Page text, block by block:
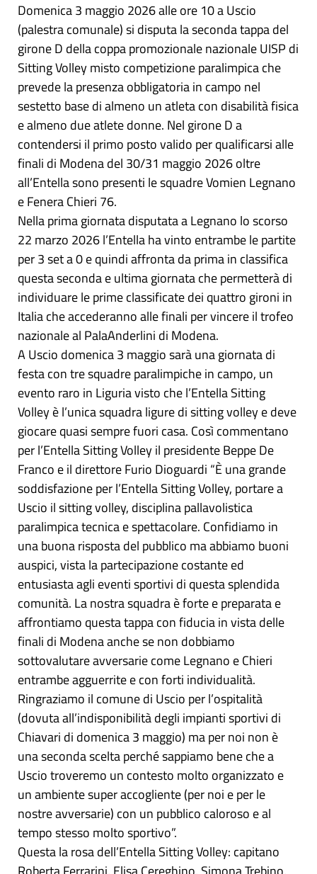
Domenica 3 maggio 2026 alle ore 10 a Uscio
(palestra comunale) si disputa la seconda tappa del
girone D della coppa promozionale nazionale UISP di
Sitting Volley misto competizione paralimpica che
prevede la presenza obbligatoria in campo nel
sestetto base di almeno un atleta con disabilità fisica
e almeno due atlete donne. Nel girone D a
contendersi il primo posto valido per qualificarsi alle
finali di Modena del 30/31 maggio 2026 oltre
all’Entella sono presenti le squadre Vomien Legnano
e Fenera Chieri 76.
Nella prima giornata disputata a Legnano lo scorso
22 marzo 2026 l’Entella ha vinto entrambe le partite
per 3 set a 0 e quindi affronta da prima in classifica
questa seconda e ultima giornata che permetterà di
individuare le prime classificate dei quattro gironi in
Italia che accederanno alle finali per vincere il trofeo
nazionale al PalaAnderlini di Modena.
A Uscio domenica 3 maggio sarà una giornata di
festa con tre squadre paralimpiche in campo, un
evento raro in Liguria visto che l’Entella Sitting
Volley è l’unica squadra ligure di sitting volley e deve
giocare quasi sempre fuori casa. Così commentano
per l’Entella Sitting Volley il presidente Beppe De
Franco e il direttore Furio Dioguardi “È una grande
soddisfazione per l’Entella Sitting Volley, portare a
Uscio il sitting volley, disciplina pallavolistica
paralimpica tecnica e spettacolare. Confidiamo in
una buona risposta del pubblico ma abbiamo buoni
auspici, vista la partecipazione costante ed
entusiasta agli eventi sportivi di questa splendida
comunità. La nostra squadra è forte e preparata e
affrontiamo questa tappa con fiducia in vista delle
finali di Modena anche se non dobbiamo
sottovalutare avversarie come Legnano e Chieri
entrambe agguerrite e con forti individualità.
Ringraziamo il comune di Uscio per l’ospitalità
(dovuta all’indisponibilità degli impianti sportivi di
Chiavari di domenica 3 maggio) ma per noi non è
una seconda scelta perché sappiamo bene che a
Uscio troveremo un contesto molto organizzato e
un ambiente super accogliente (per noi e per le
nostre avversarie) con un pubblico caloroso e al
tempo stesso molto sportivo”.
Questa la rosa dell’Entella Sitting Volley: capitano